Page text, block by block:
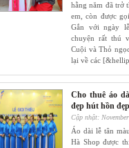
hằng năm đã trở
em, còn được
Gắn với ngày
chuyện rất thú
Cuội và Thỏ
lại về các [&hellip
Cho thuê áo
đẹp hút hồn
Cập nhật:
Áo dài lễ tân
Hà Shop được